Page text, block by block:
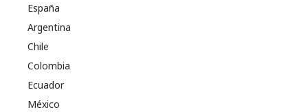
España
Argentina
Chile
Colombia
Ecuador
México